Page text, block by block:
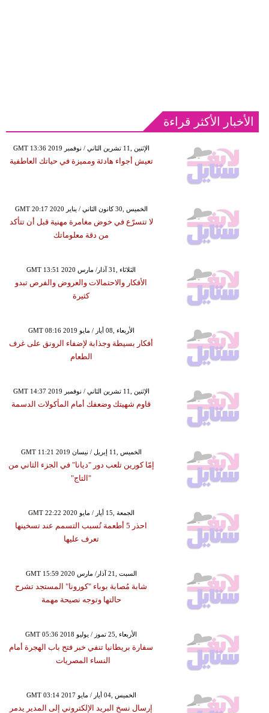
الأخبار الأكثر قراءة
GMT 13:36 2019 الإثنين ,11 تشرين الثاني / نوفمبر
تعيش أجواء هادئة ومميزة في حياتك العاطفية
GMT 20:17 2020 الخميس ,30 كانون الثاني / يناير
لا تتسرّع في خوض مغامرة مهنية قبل أن تتأكد
من دقة معلوماتك
GMT 13:51 2020 الثلاثاء ,31 آذار/ مارس
الأفكار والاحتمالات والعروض والفرص تبدو
كثيرة
GMT 08:16 2019 الأربعاء ,08 أيار / مايو
أفكار بسيطة وجذابة لإضفاء الرونق على غرف
الطعام
GMT 14:37 2019 الإثنين ,11 تشرين الثاني / نوفمبر
قاوم شهيتك وضعفك أمام المأكولات الدسمة
GMT 11:21 2019 الخميس ,11 إبريل / نيسان
إمّا كورين تلعب دور "ديانا" في الجزء الثاني من
"التاج"
GMT 22:22 2020 الجمعة ,15 أيار / مايو
احذر 5 أطعمة تُسبب التسمم عند تسخينها
تعرف عليها
GMT 15:59 2020 السبت ,21 آذار/ مارس
شابة مُصابة بوباء "كورونا" المستجد تشرح
حالتها وتوجه نصيحة مهمة
GMT 05:36 2018 الأربعاء ,25 تموز / يوليو
سفارة بريطانيا تنفي خبر فتح باب الهجرة أمام
النساء المصريات
GMT 03:14 2017 الخميس ,04 أيار / مايو
إرسال نسخ البريد الإلكتروني إلى المدير يدمر